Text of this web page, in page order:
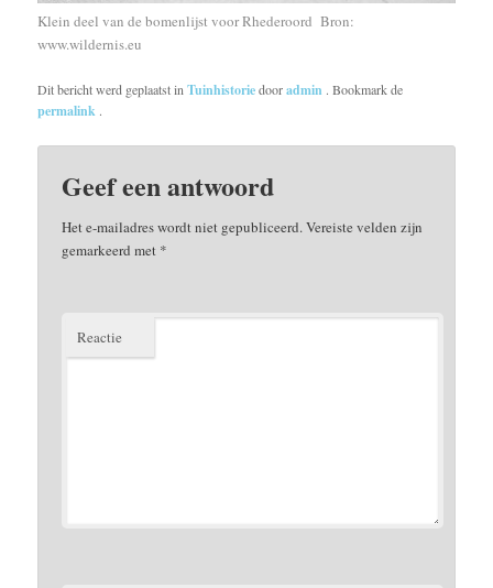
Klein deel van de bomenlijst voor Rhederoord Bron:
www.wildernis.eu
Dit bericht werd geplaatst inTuinhistoriedooradmin . Bookmark de
permalink .
Geef een antwoord
Het e-mailadres wordt niet gepubliceerd.Vereiste velden zijn
gemarkeerd met *
Reactie